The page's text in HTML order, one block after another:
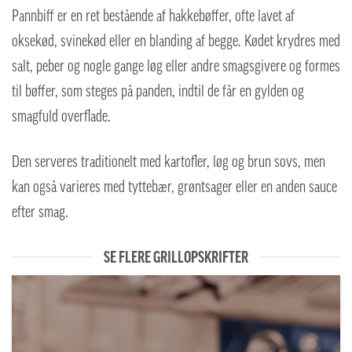
Pannbiff er en ret bestående af hakkebøffer, ofte lavet af
oksekød, svinekød eller en blanding af begge. Kødet krydres med
salt, peber og nogle gange løg eller andre smagsgivere og formes
til bøffer, som steges på panden, indtil de får en gylden og
smagfuld overflade.
Den serveres traditionelt med kartofler, løg og brun sovs, men
kan også varieres med tyttebær, grøntsager eller en anden sauce
efter smag.
SE FLERE GRILLOPSKRIFTER